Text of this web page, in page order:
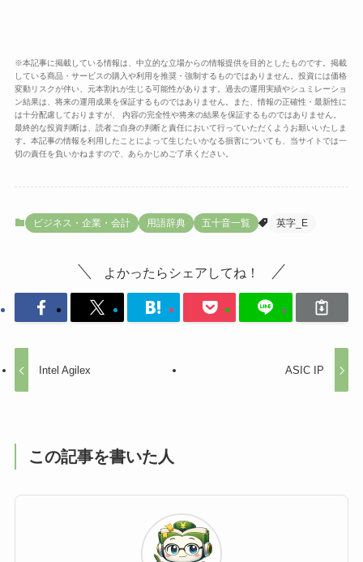
※本記事に掲載している情報は、中立的な立場からの情報提供を目的としたものです。掲載
している商品・サービスの購入や利用を推奨・強制するものではありません。投資には価格
変動リスクが伴い、元本割れが生じる可能性があります。過去の運用実績やシュミレーショ
ン結果は、将来の運用成果を保証するものではありません。また、情報の正確性・最新性に
は十分配慮しておりますが、 内容の完全性や将来の結果を保証するものではありません。
最終的な投資判断は、読者ご自身の判断と責任において行っていただくようお願いいたしま
す。本記事の情報を利用したことによって生じたいかなる損害についても、当サイトでは一
切の責任を負いかねますので、あらかじめご了承ください。
ビジネス・企業・会計 用語辞典 五十音一覧 英字_E
よかったらシェアしてね！
Intel Agilex ASIC IP
この記事を書いた人